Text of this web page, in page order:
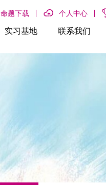
命题下载 个人中心
实习基地 联系我们